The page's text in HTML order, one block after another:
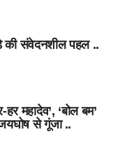
की संवेदनशील पहल ..
महादेव’, ‘बोल बम’
से गूंजा ..